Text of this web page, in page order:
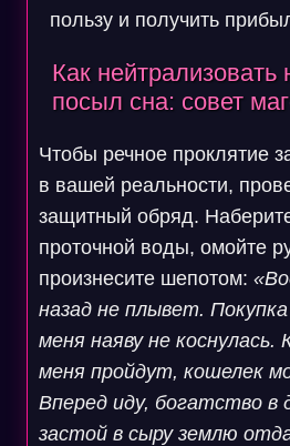
пользу и получить
Как нейтрализовать
посыл сна: совет
Чтобы речное проклятие
в вашей реальности,
защитный обряд.
проточной воды, омойте
произнесите шепотом:
назад не плывет.
меня наяву не
меня пройдут, кошелек
Вперед иду, богатство в
застой в сыру землю